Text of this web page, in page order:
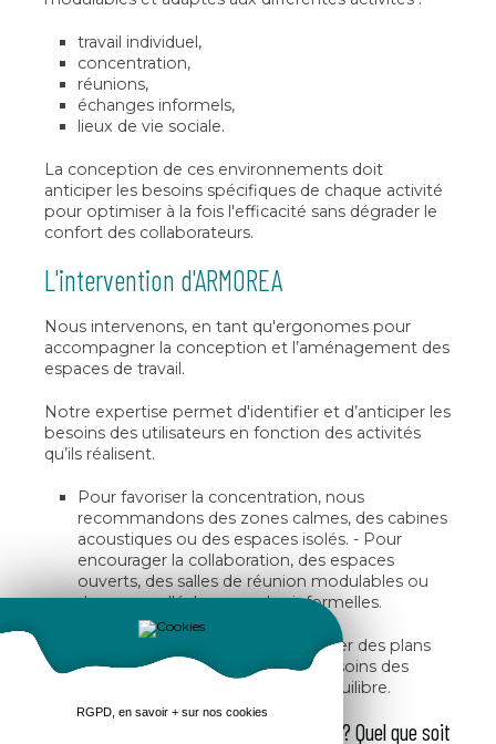
travail individuel,
concentration,
réunions,
échanges informels,
lieux de vie sociale.
La conception de ces environnements doit
anticiper les besoins spécifiques de chaque activité
pour optimiser à la fois l'efficacité sans dégrader le
confort des collaborateurs.
L'intervention d'ARMOREA
Nous intervenons, en tant qu'ergonomes pour
accompagner la conception et l’aménagement des
espaces de travail.
Notre expertise permet d'identifier et d’anticiper les
besoins des utilisateurs en fonction des activités
qu’ils réalisent.
Pour favoriser la concentration, nous
recommandons des zones calmes, des cabines
acoustiques ou des espaces isolés. - Pour
encourager la collaboration, des espaces
ouverts, des salles de réunion modulables ou
des zones d'échanges plus informelles.
Nous aidons les concepteurs à dessiner des plans
qui correspondent réellement aux besoins des
utilisateurs pour tendre vers le bon équilibre.
Vous souhaitez réaménager vos locaux ? Quel que soit
RGPD, en savoir + sur nos cookies